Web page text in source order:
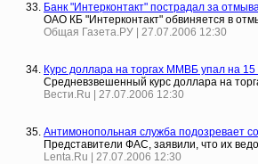
Банк "Интерконтакт" пострадал за
ОАО КБ "Интерконтакт" обвиняется в
Общая Газета.РУ | 27.07.2006 12:30
Курс доллара на торгах ММВБ упал на 15
Средневзвешенный курс доллара на
Вести.Ru | 27.07.2006 12:30
Антимонопольная служба подозревает
Представители ФАС, заявили, что их
Lenta.Ru | 27.07.2006 12:30